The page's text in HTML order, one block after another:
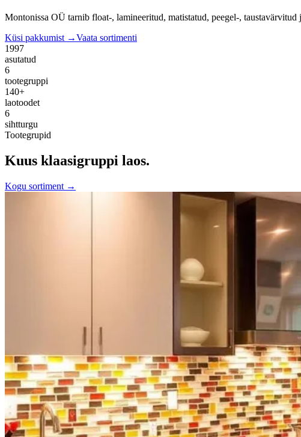
Montonissa OÜ tarnib float-, lamineeritud, matistatud, peegel-,
Küsi pakkumist →Vaata sortimenti
1997
asutatud
6
tootegruppi
140+
laotoodet
6
sihtturgu
Tootegrupid
Kuus klaasigruppi laos.
Kogu sortiment →